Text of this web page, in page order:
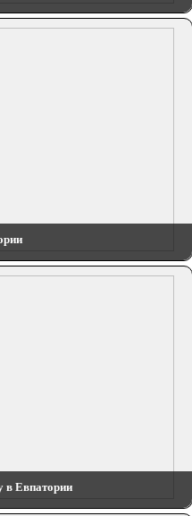
в Евпатории